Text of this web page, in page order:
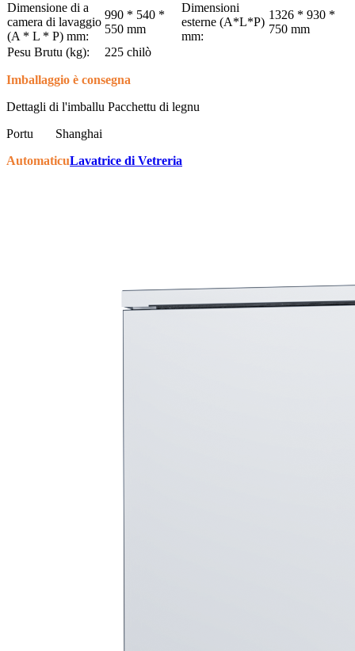
Dimensione di a
camera di lavaggio
(A * L * P) mm:
990 * 540 *
550 mm
Dimensioni
esterne (A*L*P)
mm:
1326 * 930 *
750 mm
Pesu Brutu (kg):
225 chilò
Imballaggio è consegna
Dettagli di l'imballu Pacchettu di legnu
Portu
Shanghai
AutomaticuLavatrice di Vetreria